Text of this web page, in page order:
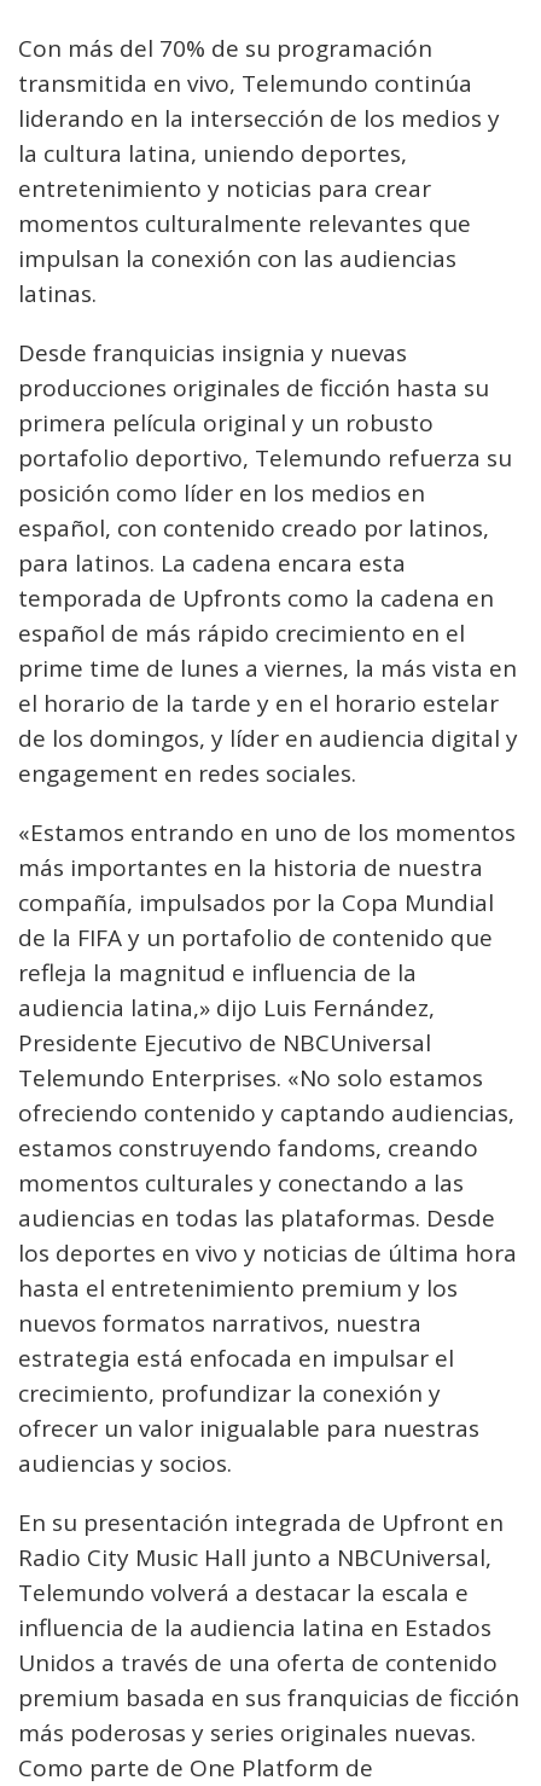
Con más del 70% de su programación
transmitida en vivo, Telemundo continúa
liderando en la intersección de los medios y
la cultura latina, uniendo deportes,
entretenimiento y noticias para crear
momentos culturalmente relevantes que
impulsan la conexión con las audiencias
latinas.
Desde franquicias insignia y nuevas
producciones originales de ficción hasta su
primera película original y un robusto
portafolio deportivo, Telemundo refuerza su
posición como líder en los medios en
español, con contenido creado por latinos,
para latinos. La cadena encara esta
temporada de Upfronts como la cadena en
español de más rápido crecimiento en el
prime time de lunes a viernes, la más vista en
el horario de la tarde y en el horario estelar
de los domingos, y líder en audiencia digital y
engagement en redes sociales.
«Estamos entrando en uno de los momentos
más importantes en la historia de nuestra
compañía, impulsados por la Copa Mundial
de la FIFA y un portafolio de contenido que
refleja la magnitud e influencia de la
audiencia latina,» dijo Luis Fernández,
Presidente Ejecutivo de NBCUniversal
Telemundo Enterprises. «No solo estamos
ofreciendo contenido y captando audiencias,
estamos construyendo fandoms, creando
momentos culturales y conectando a las
audiencias en todas las plataformas. Desde
los deportes en vivo y noticias de última hora
hasta el entretenimiento premium y los
nuevos formatos narrativos, nuestra
estrategia está enfocada en impulsar el
crecimiento, profundizar la conexión y
ofrecer un valor inigualable para nuestras
audiencias y socios.
En su presentación integrada de Upfront en
Radio City Music Hall junto a NBCUniversal,
Telemundo volverá a destacar la escala e
influencia de la audiencia latina en Estados
Unidos a través de una oferta de contenido
premium basada en sus franquicias de ficción
más poderosas y series originales nuevas.
Como parte de One Platform de